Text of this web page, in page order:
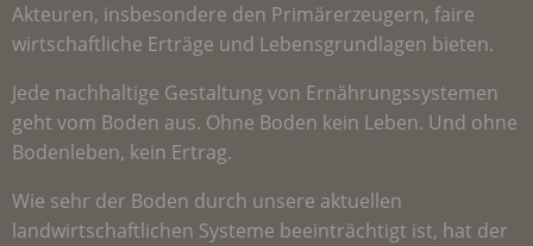
Akteuren, insbesondere den Primärerzeugern, faire
wirtschaftliche Erträge und Lebensgrundlagen bieten.
Jede nachhaltige Gestaltung von Ernährungssystemen
geht vom Boden aus. Ohne Boden kein Leben. Und ohne
Bodenleben, kein Ertrag.
Wie sehr der Boden durch unsere aktuellen
landwirtschaftlichen Systeme beeinträchtigt ist, hat der